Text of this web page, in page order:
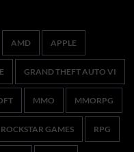
AMD APPLE
GRAND THEFT AUTO VI
MMO MMORPG
ROCKSTAR GAMES RPG